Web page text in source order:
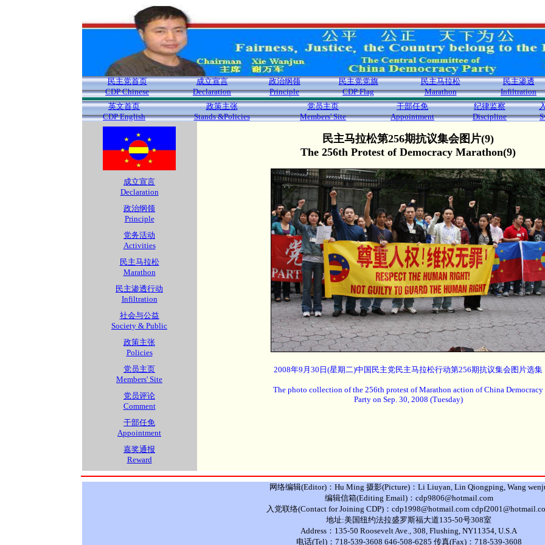
民主党首页
CDP Chinese
成立宣言
Declaration
政治纲领
Principle
民主党党旗
CDP Flag
民主马拉松
Marathon
民主渗透
Infiltration
英文首页
CDP English
政策主张
Stands &Policies
党员主页
Members' Site
干部任免
Appointment
纪律监察
Discipline
成立宣言
Declaration
政治纲领
Principle
党务活动
Activities
民主马拉松
Marathon
民主渗透行动
Infiltration
社会与公益
Society & Public
政策主张
Policies
党员主页
Members' Site
党员评论
Comment
干部任免
Appointment
嘉奖通报
Reward
民主马拉松第256期抗议集会图片(9)
The 256th Protest of Democracy Marathon(9)
2008年9月30日(星期二)中国民主党民主马拉松行动第256期抗议集会图片选集
The photo collection of the 256th protest of Marathon action of China Democracy
Party on Sep. 30, 2008 (Tuesday)
网络编辑(Editor)：Hu Ming 摄影(Picture)：Li Liuyan, Lin Qiongping, Wang
编辑信箱(Editing Email)：cdp9806@hotmail.com
入党联络(Contact for Joining CDP)：cdp1998@hotmail.com
地址:美国纽约法拉盛罗斯福大道135-50号308室
Address：135-50 Roosevelt Ave., 308, Flushing, NY11354, U.S.A
电话(Tel)：718-539-3608 646-508-6285 传真(Fax)：718-539-3608